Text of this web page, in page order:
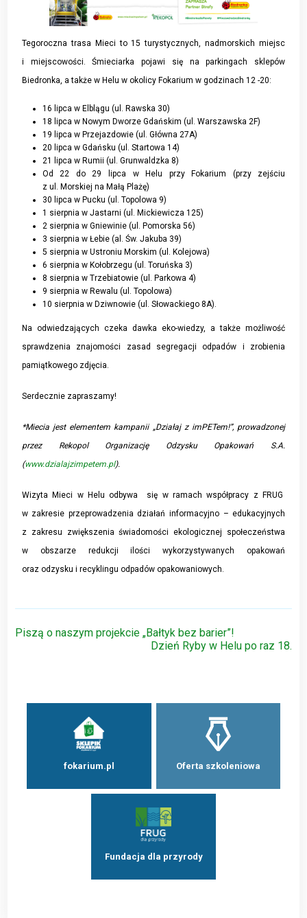
Tegoroczna trasa Mieci to 15 turystycznych, nadmorskich miejsc
i miejscowości. Śmieciarka pojawi się na parkingach sklepów
Biedronka, a także w Helu w okolicy Fokarium w godzinach 12 -20:
16 lipca w Elblągu (ul. Rawska 30)
18 lipca w Nowym Dworze Gdańskim (ul. Warszawska 2F)
19 lipca w Przejazdowie (ul. Główna 27A)
20 lipca w Gdańsku (ul. Startowa 14)
21 lipca w Rumii (ul. Grunwaldzka 8)
Od 22 do 29 lipca w Helu przy Fokarium (przy zejściu
z ul. Morskiej na Małą Plażę)
30 lipca w Pucku (ul. Topolowa 9)
1 sierpnia w Jastarni (ul. Mickiewicza 125)
2 sierpnia w Gniewinie (ul. Pomorska 56)
3 sierpnia w Łebie (al. Św. Jakuba 39)
5 sierpnia w Ustroniu Morskim (ul. Kolejowa)
6 sierpnia w Kołobrzegu (ul. Toruńska 3)
8 sierpnia w Trzebiatowie (ul. Parkowa 4)
9 sierpnia w Rewalu (ul. Topolowa)
10 sierpnia w Dziwnowie (ul. Słowackiego 8A).
Na odwiedzających czeka dawka eko-wiedzy, a także możliwość
sprawdzenia znajomości zasad segregacji odpadów i zrobienia
pamiątkowego zdjęcia.
Serdecznie zapraszamy!
*Miecia jest elementem kampanii „Działaj z imPETem!”, prowadzonej
przez Rekopol Organizację Odzysku Opakowań S.A.
(www.dzialajzimpetem.pl).
Wizyta Mieci w Helu odbywa się w ramach współpracy z FRUG
w zakresie przeprowadzenia działań informacyjno – edukacyjnych
z zakresu zwiększenia świadomości ekologicznej społeczeństwa
w obszarze redukcji ilości wykorzystywanych opakowań
oraz odzysku i recyklingu odpadów opakowaniowych.
Nawigacja
Piszą o naszym projekcie „Bałtyk bez barier”!
Dzień Ryby w Helu po raz 18.
fokarium.pl Oferta szkoleniowa
Fundacja dla przyrody